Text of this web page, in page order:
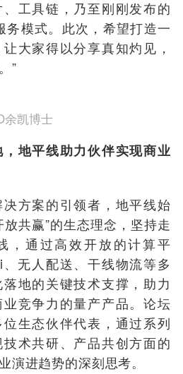
工具链，乃至刚刚发布的
务模式。此次，希望打造一
大家得以分享真知灼见，
”
余凯博士
地平线助力伙伴实现商业
方案的引领者，地平线始
共赢”的生态理念，坚持走
，通过高效开放的计算平
无人配送、干线物流等多
地的关键技术支撑，助力
竞争力的量产产品。论坛
生态伙伴代表，通过系列
术共研、产品共创方面的
演进趋势的深刻思考。